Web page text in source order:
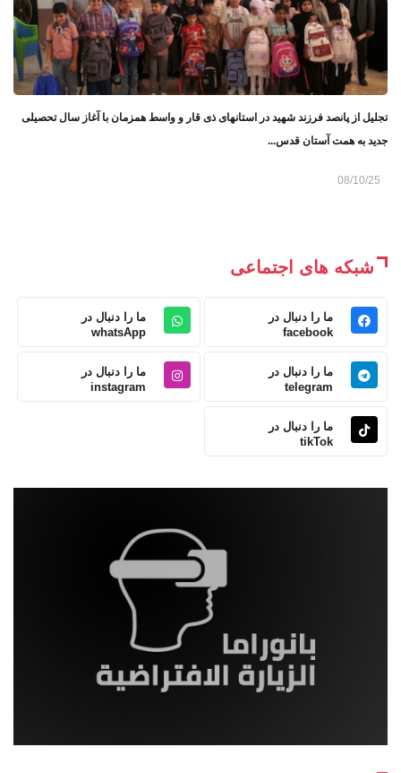
تجليل از پانصد فرزند شهید در استانهای ذی قار و واسط همزمان با آغاز سال تحصیلی
جدید به همت آستان قدس...
08/10/25
شبکه های اجتماعی
ما را دنبال در
facebook
ما را دنبال در
whatsApp
ما را دنبال در
telegram
ما را دنبال در
instagram
ما را دنبال در
tikTok